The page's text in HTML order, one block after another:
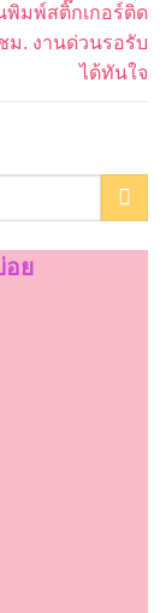
พิมพ์สติ๊กเกอร์ติด
ม. งานด่วนรอรับ
ได้ทันใจ
อย